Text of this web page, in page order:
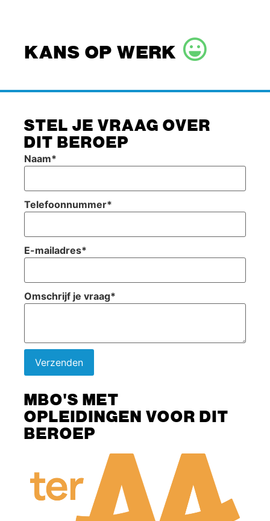
KANS OP WERK
STEL JE VRAAG OVER
DIT BEROEP
Naam*
Telefoonnummer*
E-mailadres*
Omschrijf je vraag*
Verzenden
MBO'S MET
OPLEIDINGEN VOOR DIT
BEROEP